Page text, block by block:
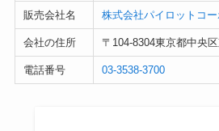
販売会社名 株式会社パイロットコ
会社の住所 〒104-8304東京都中央
電話番号 03-3538-3700